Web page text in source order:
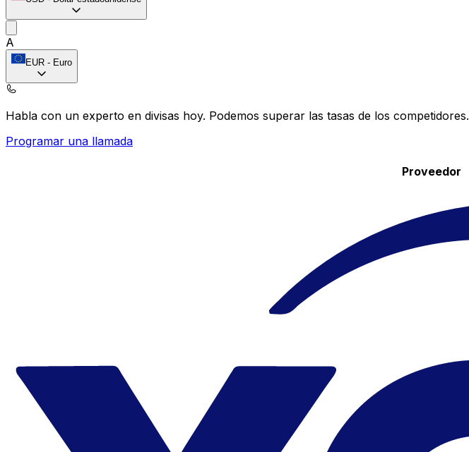
A
EUR - Euro
Habla con un experto en divisas hoy. Podemos superar las tasas de los competidores.
Programar una llamada
Proveedor